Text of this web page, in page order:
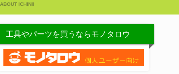
ABOUT ICHINII
アイテム紹介
卓上丸ノコをバラして掃除する
PPチェストをコン
工具やパーツを買うならモノタロウ